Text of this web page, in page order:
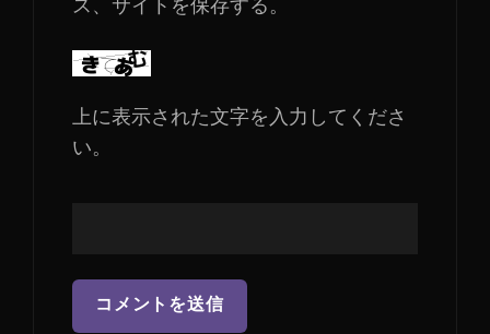
ス、サイトを保存する。
上に表示された文字を入力してくださ
い。